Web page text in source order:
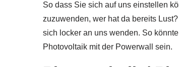
So dass Sie sich auf uns einstellen
zuzuwenden, wer hat da bereits
sich locker an uns wenden. So
Photovoltaik mit der Powerwall sein.